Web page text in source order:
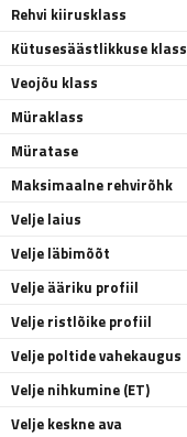
Rehvi kiirusklass
Kütusesäästlikkuse klass
Veojõu klass
Müraklass
Müratase
Maksimaalne rehvirõhk
Velje laius
Velje läbimõõt
Velje ääriku profiil
Velje ristlõike profiil
Velje poltide vahekaugus
Velje nihkumine (ET)
Velje keskne ava